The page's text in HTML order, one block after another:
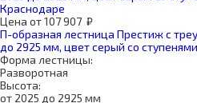
Цена от107 907 ₽
П-образная лестница Престиж с
до 2925 мм, цвет серый со
Форма лестницы:
Разворотная
Высота:
от 2025 до 2925 мм